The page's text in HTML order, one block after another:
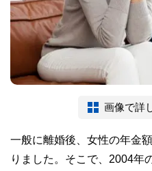
画像で詳
一般に離婚後、女性の年金
りました。そこで、2004年